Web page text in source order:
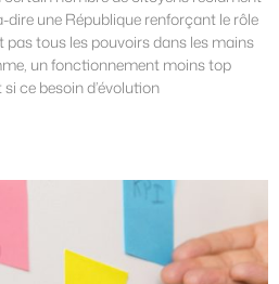
dire une République renforçant le rôle
tous les pouvoirs dans les mains
un fonctionnement moins top
ce besoin d’évolution